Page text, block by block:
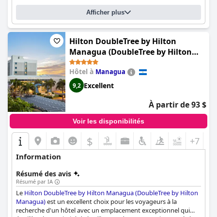
personnel est très amical et incroyablement gentil, se
surpassant pour offrir un excellent service à ses clients. La
piscine est l'un des points forts de l'hôtel, les clients la décrivant
comme propre et agréable. Dans l'ensemble, leHilton Princess
est un choix exceptionnel pour ceux qui recherchent
une expérience hôtelière luxueuse au Nicaragua.
Afficher plus
Hilton DoubleTree by Hilton
Managua (DoubleTree by Hilton
Managua)
Hôtel à Managua
9,2 Excellent
À partir de 93 $
Voir les disponibilités
$ +7
Information
Résumé des avis
Résumé par IA
Le Hilton DoubleTree by Hilton Managua (DoubleTree by Hilton
Managua)est un excellent choix pour les voyageurs à la
recherche d'un hôtel avec un emplacement exceptionnel qui